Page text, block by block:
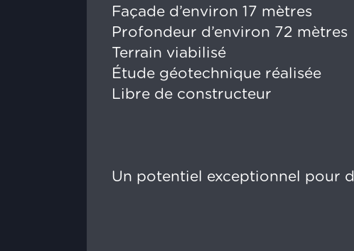
Façade d’environ 17 mètres
Profondeur d’environ 72 mètres
Terrain viabilisé
Étude géotechnique réalisée
Libre de constructeur
Un potentiel exceptionnel pour